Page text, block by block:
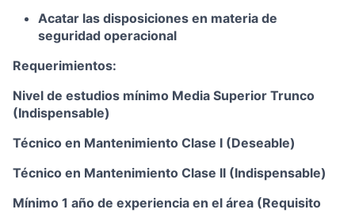
Acatar las disposiciones en materia de
seguridad operacional
Requerimientos:
Nivel de estudios mínimo Media Superior Trunco
(Indispensable)
Técnico en Mantenimiento Clase I (Deseable)
Técnico en Mantenimiento Clase II (Indispensable)
Mínimo 1 año de experiencia en el área (Requisito